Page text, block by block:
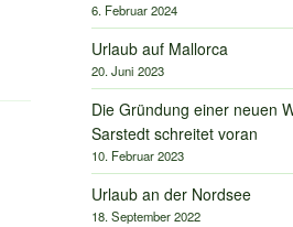
6. Februar 2024
Urlaub auf Mallorca
20. Juni 2023
Die Gründung einer neuen
Sarstedt schreitet voran
10. Februar 2023
Urlaub an der Nordsee
18. September 2022